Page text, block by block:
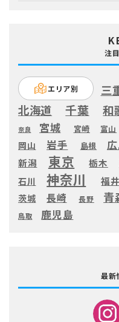
注
エリア別 三
北海道 千葉 和
奈良 宮城 宮崎 富山
岡山
岩手 島根
新潟 東京 栃木
石川
神奈川 福井
茨城 長崎 長野 青
鳥取 鹿児島
最新